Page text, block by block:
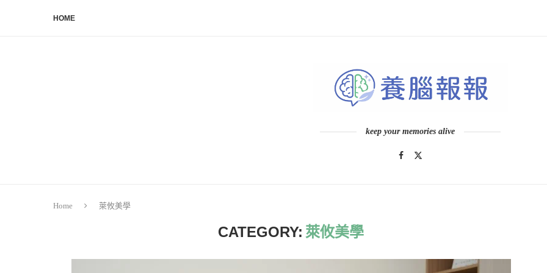
HOME
keep your memories alive
Home 萊攸美學
CATEGORY: 萊攸美學